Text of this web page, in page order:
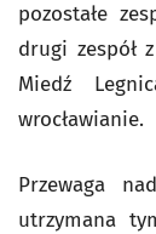
pozostałe
drugi zespół
Miedź
wrocławianie.
Przewaga
utrzymana